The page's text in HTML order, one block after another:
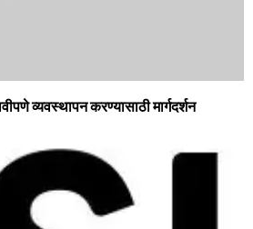
व्‍यवस्‍थापन करण्‍यासाठी मार्गदर्शन